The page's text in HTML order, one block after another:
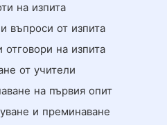
на изпита
въпроси от изпита
на изпита
от учители
на първия опит
и преминаване